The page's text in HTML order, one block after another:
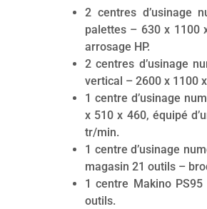
2 centres d’usinage
palettes – 630 x 1100
arrosage HP.
2 centres d’usinage
vertical – 2600 x 1100
1 centre d’usinage
x 510 x 460, équipé
tr/min.
1 centre d’usinage
magasin 21 outils –
1 centre Makino
outils.